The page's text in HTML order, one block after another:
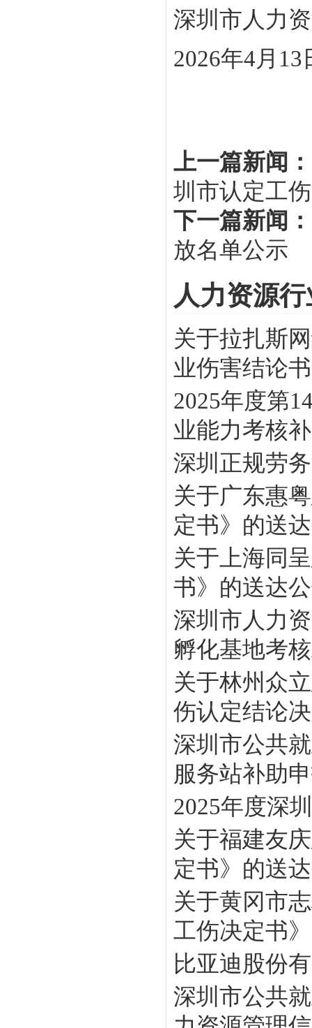
深圳市人力
2026年4月13
上一篇新闻：
圳市认定工
下一篇新闻：
放名单公示
人力资源
关于拉扎斯
业伤害结论
2025年度第
业能力考核
深圳正规劳
关于广东惠
定书》的送
关于上海同
书》的送达
深圳市人力
孵化基地考
关于林州众
伤认定结论
深圳市公共
服务站补助
2025年度深
关于福建友
定书》的送
关于黄冈市
工伤决定书
比亚迪股份
深圳市公共